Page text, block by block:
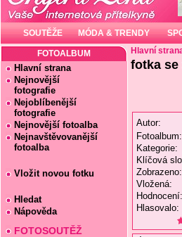
SOUTĚŽE MÓDA & TRENDY
FOTOALBUM
Hlavní strana
Nejnovější
fotografie
Nejoblíbenější
fotografie
Nejnovější fotoalba
Nejnavštěvovanější
fotoalba
Vložit novou fotku
Hledat
Nápověda
FOTOSOUTĚŽ
Hlavní
fotka se
Autor:
Fotoalbum:
Kategorie:
Klíčová
Zobrazeno:
Vložená:
Hodnocení:
Hlasovalo: